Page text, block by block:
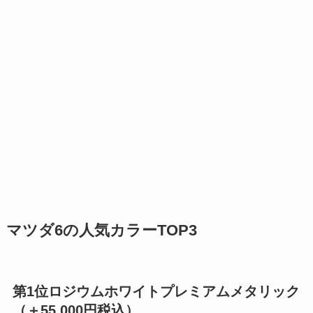
マツダ6の人気カラーTOP3
第1位ロジウムホワイトプレミアムメタリック